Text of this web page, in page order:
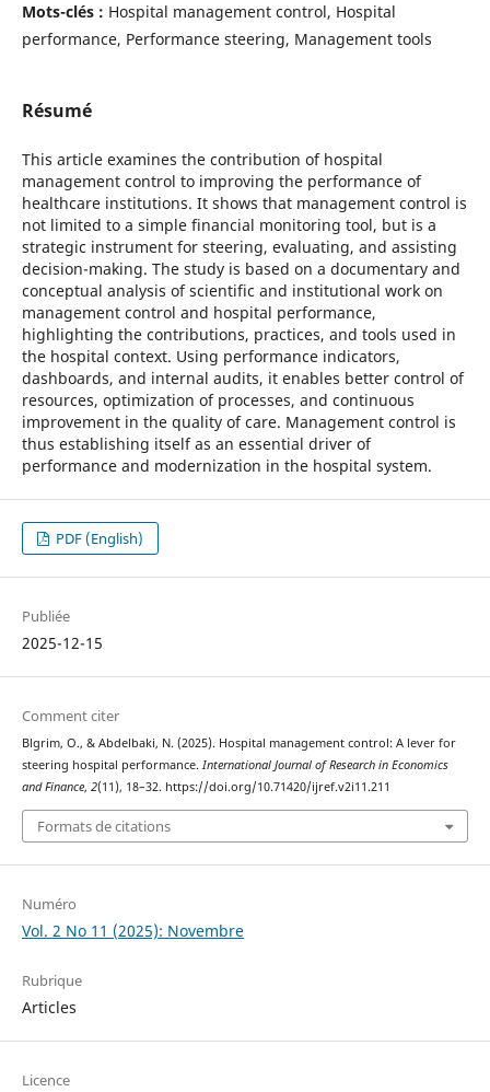
Mots-clés : Hospital management control, Hospital
performance, Performance steering, Management tools
Résumé
This article examines the contribution of hospital
management control to improving the performance of
healthcare institutions. It shows that management control is
not limited to a simple financial monitoring tool, but is a
strategic instrument for steering, evaluating, and assisting
decision-making. The study is based on a documentary and
conceptual analysis of scientific and institutional work on
management control and hospital performance,
highlighting the contributions, practices, and tools used in
the hospital context. Using performance indicators,
dashboards, and internal audits, it enables better control of
resources, optimization of processes, and continuous
improvement in the quality of care. Management control is
thus establishing itself as an essential driver of
performance and modernization in the hospital system.
PDF (English)
Publiée
2025-12-15
Comment citer
Blgrim, O., & Abdelbaki, N. (2025). Hospital management control: A lever for
steering hospital performance. International Journal of Research in Economics
and Finance, 2(11), 18–32. https://doi.org/10.71420/ijref.v2i11.211
Formats de citations
Numéro
Vol. 2 No 11 (2025): Novembre
Rubrique
Articles
Licence